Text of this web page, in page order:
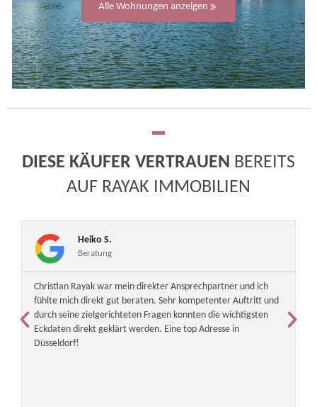
Alle Wohnungen anzeigen
DIESE KÄUFER VERTRAUEN BEREITS
AUF RAYAK IMMOBILIEN
Heiko S.
Beratung
Christian Rayak war mein direkter Ansprechpartner und ich
fühlte mich direkt gut beraten. Sehr kompetenter Auftritt und
durch seine zielgerichteten Fragen konnten die wichtigsten
Eckdaten direkt geklärt werden. Eine top Adresse in
Düsseldorf!